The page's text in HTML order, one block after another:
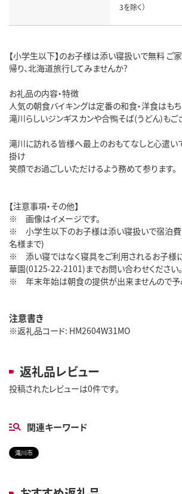
3を除く）
【小学生以下】のお子様は添い寝扱いで無料 ご
帰り、北海道旅行してみませんか?
お礼品の内容・特徴
人気の朝食バイキングは定番の和食・洋食はもち
滝川らしいジンギスカンや合鴨そば(うどん)もご
滝川に訪れる皆様へ最上のおもてなしと心遣
掛け
笑顔でお過ごしいただけるよう務めて参ります。
【注意事項・その他】
※ 画像はイメージです。
※ 小学生以下のお子様は添い寝扱いで宿泊費
名様まで)
※ 添い寝ではなく寝具をご利用されるお子様
華園(0125-22-2101)までお問い合わせください。
※ 年末年始は朝食の提供が出来ませんので予
注意書き
※返礼品コード: HM2604W31MO
返礼品レビュー
投稿されたレビューは0件です。
関連キーワード
滝川市